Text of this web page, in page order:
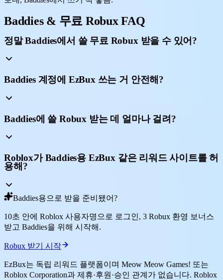
Baddies & 무료 Robux FAQ
정말 Baddies에서 쓸 무료 Robux 받을 수 있어?
Baddies 계정에 EzBux 쓰는 거 안전해?
Baddies에 쓸 Robux 받는 데 얼마나 걸려?
Roblox가 Baddies용 EzBux 같은 리워드 사이트를 허
용해?
Baddies용으로 받을 준비됐어?
10초 안에 Roblox 사용자명으로 로그인, 3 Robux 환영 보너스
받고 Baddies을 위해 시작해.
Robux 받기 시작
EzBux는 독립 리워드 플랫폼이며 Meow Meow Games! 또는
Roblox Corporation과 제휴·후원·승인 관계가 없습니다. Roblox